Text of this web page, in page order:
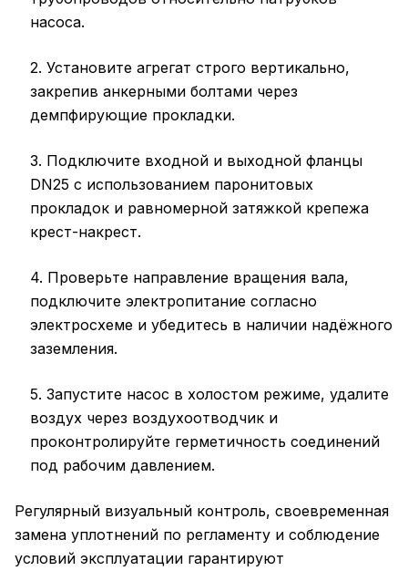
насоса.
2. Установите агрегат строго вертикально,
закрепив анкерными болтами через
демпфирующие прокладки.
3. Подключите входной и выходной фланцы
DN25 с использованием паронитовых
прокладок и равномерной затяжкой крепежа
крест-накрест.
4. Проверьте направление вращения вала,
подключите электропитание согласно
электросхеме и убедитесь в наличии надёжного
заземления.
5. Запустите насос в холостом режиме, удалите
воздух через воздухоотводчик и
проконтролируйте герметичность соединений
под рабочим давлением.
Регулярный визуальный контроль, своевременная
замена уплотнений по регламенту и соблюдение
условий эксплуатации гарантируют